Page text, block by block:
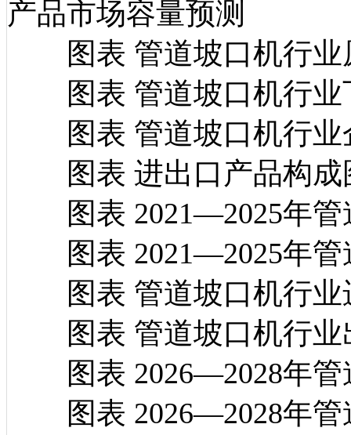
产品市场容量预测
图表 管道坡口机行业
图表 管道坡口机行业
图表 管道坡口机行业
图表 进出口产品构成
图表 2021—2025年管
图表 2021—2025年管
图表 管道坡口机行业
图表 管道坡口机行业
图表 2026—2028年管
图表 2026—2028年管